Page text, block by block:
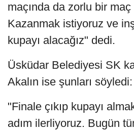
maçında da zorlu bir
Kazanmak istiyoruz ve
kupayı alacağız" dedi.
Üsküdar Belediyesi SK
Akalın ise şunları söyledi:
"Finale çıkıp kupayı
adım ilerliyoruz. Bugün